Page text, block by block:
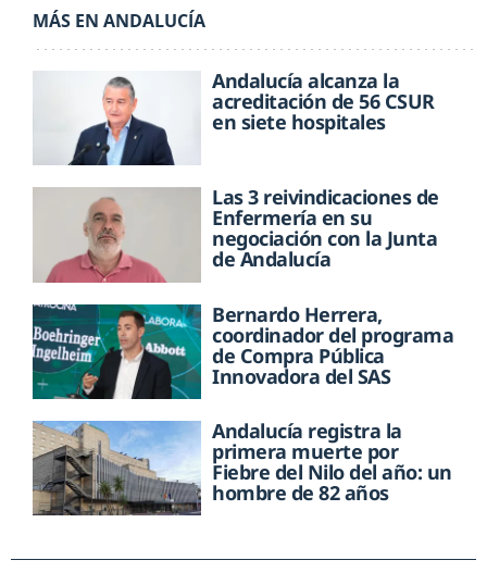
MÁS EN ANDALUCÍA
Andalucía alcanza la
acreditación de 56 CSUR
en siete hospitales
Las 3 reivindicaciones de
Enfermería en su
negociación con la Junta
de Andalucía
Bernardo Herrera,
coordinador del programa
de Compra Pública
Innovadora del SAS
Andalucía registra la
primera muerte por
Fiebre del Nilo del año: un
hombre de 82 años